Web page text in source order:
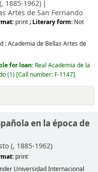
, 1885-1962)
Artes de San Fernando
print; Literary form: Not
:Academia de Bellas Artes de
for loan: Real Academia de la
(1) Call number: F-1147 .
en la época de
(, 1885-1962)
print
Universidad Internacional